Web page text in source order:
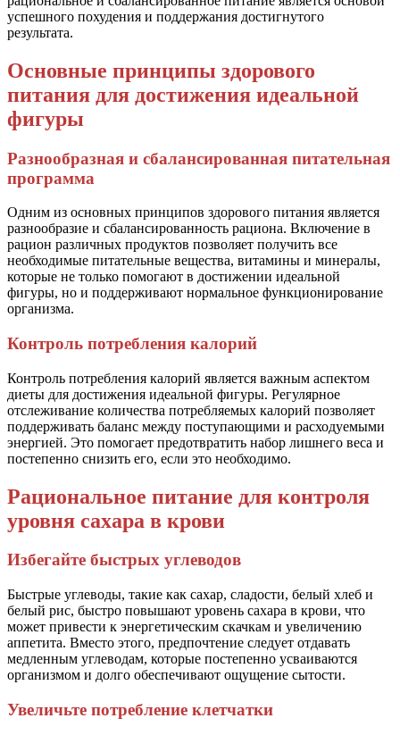
успешного похудения и поддержания достигнутого
результата.
Основные принципы здорового
питания для достижения идеальной
фигуры
Разнообразная и сбалансированная питательная
программа
Одним из основных принципов здорового питания является
разнообразие и сбалансированность рациона. Включение в
рацион различных продуктов позволяет получить все
необходимые питательные вещества, витамины и минералы,
которые не только помогают в достижении идеальной
фигуры, но и поддерживают нормальное функционирование
организма.
Контроль потребления калорий
Контроль потребления калорий является важным аспектом
диеты для достижения идеальной фигуры. Регулярное
отслеживание количества потребляемых калорий позволяет
поддерживать баланс между поступающими и расходуемыми
энергией. Это помогает предотвратить набор лишнего веса и
постепенно снизить его, если это необходимо.
Рациональное питание для контроля
уровня сахара в крови
Избегайте быстрых углеводов
Быстрые углеводы, такие как сахар, сладости, белый хлеб и
белый рис, быстро повышают уровень сахара в крови, что
может привести к энергетическим скачкам и увеличению
аппетита. Вместо этого, предпочтение следует отдавать
медленным углеводам, которые постепенно усваиваются
организмом и долго обеспечивают ощущение сытости.
Увеличьте потребление клетчатки